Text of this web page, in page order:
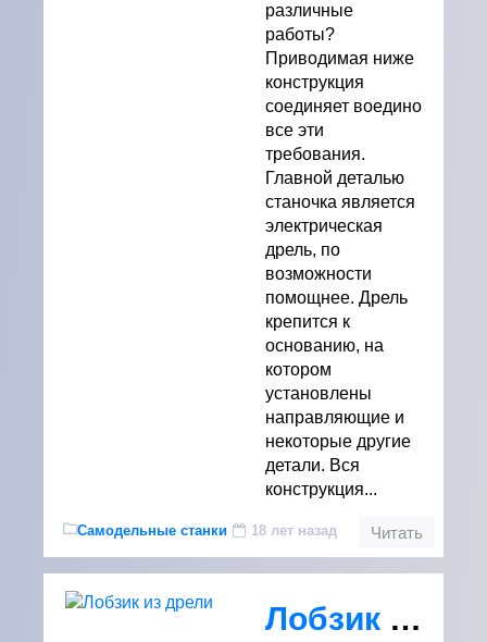
различные
работы?
Приводимая ниже
конструкция
соединяет воедино
все эти
требования.
Главной деталью
станочка является
электрическая
дрель, по
возможности
помощнее. Дрель
крепится к
основанию, на
котором
установлены
направляющие и
некоторые другие
детали. Вся
конструкция...
Читать
Самодельные станки 18 лет назад
Лобзик из дрели